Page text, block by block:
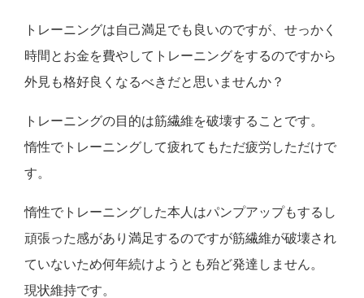
トレーニングは自己満足でも良いのですが、せっかく
時間とお金を費やしてトレーニングをするのですから
外見も格好良くなるべきだと思いませんか？
トレーニングの目的は筋繊維を破壊することです。
惰性でトレーニングして疲れてもただ疲労しただけで
す。
惰性でトレーニングした本人はパンプアップもするし
頑張った感があり満足するのですが筋繊維が破壊され
ていないため何年続けようとも殆ど発達しません。
現状維持です。